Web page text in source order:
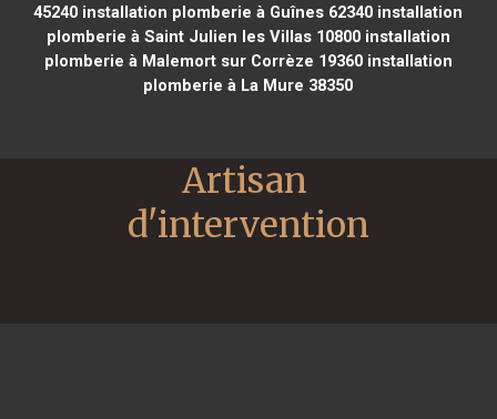
45240 installation plomberie à Guînes 62340 installation
plomberie à Saint Julien les Villas 10800installation
plomberie à Malemort sur Corrèze 19360installation
plomberie à La Mure 38350
Artisan
d'intervention